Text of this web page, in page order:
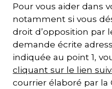
Pour vous aider dans
notamment si vous
droit d’opposition par
demande écrite
indiquée au point 1,
cliquant sur le lien
courrier élaboré par la